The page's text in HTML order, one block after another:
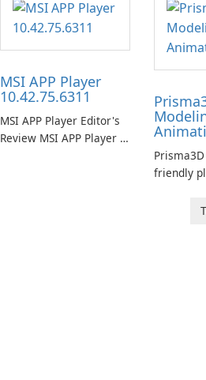
MSI APP Player
10.42.75.6311
MSI APP Player Editor's
Review MSI APP Player is
friendly
bring